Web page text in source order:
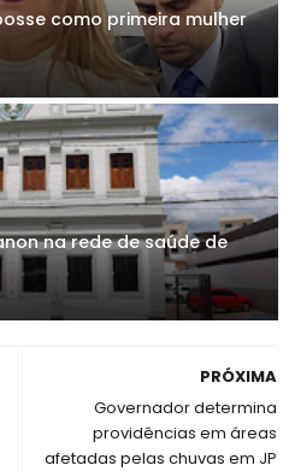
como primeira mulher
na rede de saúde de
PRÓXIMA
Governador determina
providências em áreas
afetadas pelas chuvas em JP